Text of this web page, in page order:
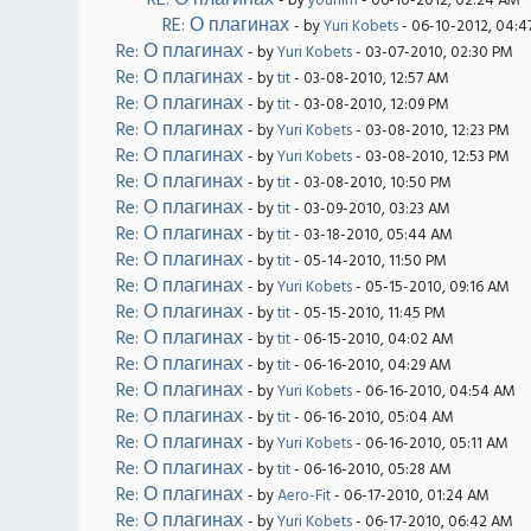
RE: О плагинах - byYuri Kobets- 06-10-2012,
Re: О плагинах - byYuri Kobets- 03-07-2010, 02:30 PM
Re: О плагинах - bytit- 03-08-2010, 12:57 AM
Re: О плагинах - bytit- 03-08-2010, 12:09 PM
Re: О плагинах - byYuri Kobets- 03-08-2010, 12:23 PM
Re: О плагинах - byYuri Kobets- 03-08-2010, 12:53 PM
Re: О плагинах - bytit- 03-08-2010, 10:50 PM
Re: О плагинах - bytit- 03-09-2010, 03:23 AM
Re: О плагинах - bytit- 03-18-2010, 05:44 AM
Re: О плагинах - bytit- 05-14-2010, 11:50 PM
Re: О плагинах - byYuri Kobets- 05-15-2010, 09:16 AM
Re: О плагинах - bytit- 05-15-2010, 11:45 PM
Re: О плагинах - bytit- 06-15-2010, 04:02 AM
Re: О плагинах - bytit- 06-16-2010, 04:29 AM
Re: О плагинах - byYuri Kobets- 06-16-2010, 04:54 AM
Re: О плагинах - bytit- 06-16-2010, 05:04 AM
Re: О плагинах - byYuri Kobets- 06-16-2010, 05:11 AM
Re: О плагинах - bytit- 06-16-2010, 05:28 AM
Re: О плагинах - byAero-Fit- 06-17-2010, 01:24 AM
Re: О плагинах - byYuri Kobets- 06-17-2010, 06:42 AM